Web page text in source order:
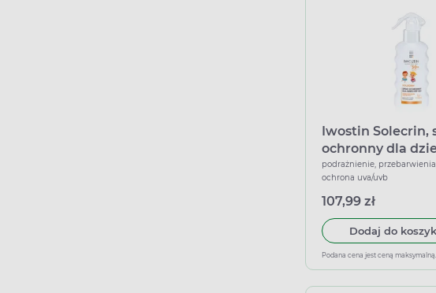
Iwostin Solecrin,
ochronny dla
50+, 175 ml
podrażnienie,
ochrona uva/uvb
107,99 zł
Dodaj do
Podana cena jest ceną maksymalną.